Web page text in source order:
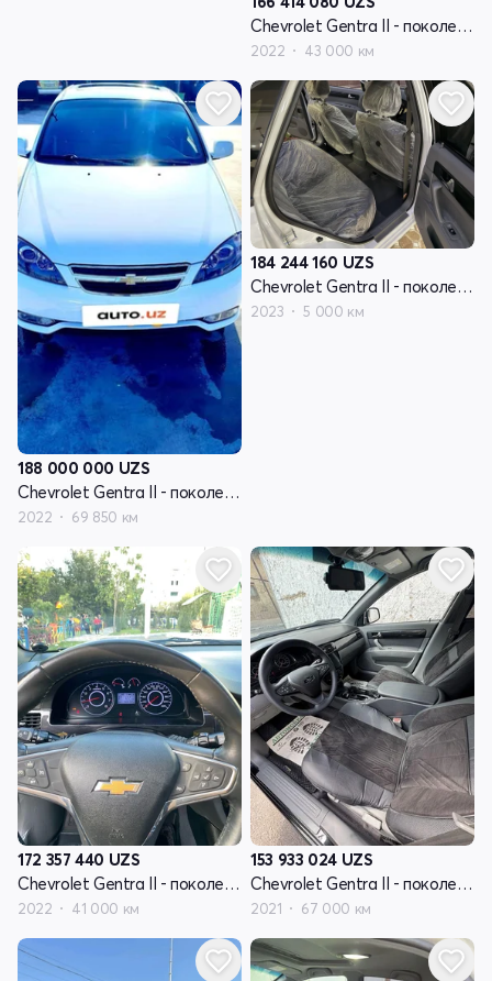
Chevrolet Gentra II - поколение
2022 43 000 км
188 000 000 UZS
Chevrolet Gentra II - поколение
2022 69 850 км
184 244 160 UZS
Chevrolet Gentra II - поколение
2023 5 000 км
172 357 440 UZS
Chevrolet Gentra II - поколение
2022 41 000 км
153 933 024 UZS
Chevrolet Gentra II - поколение
2021 67 000 км